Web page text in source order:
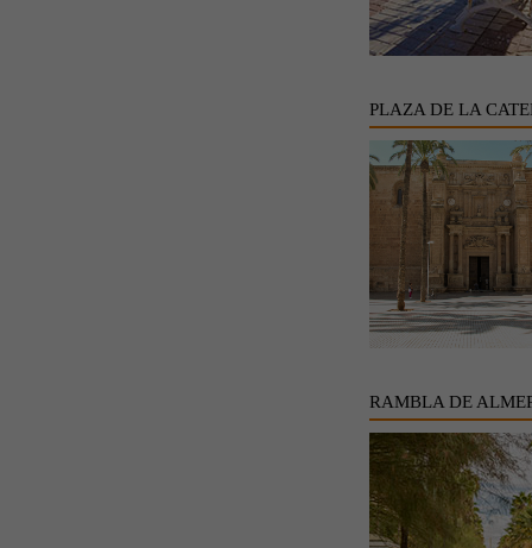
PLAZA DE LA
RAMBLA DE